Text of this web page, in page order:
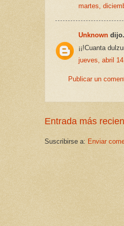
martes,
Unknown
¡¡!Cuanta
jueves, abril
Publicar un
Entrada más
Suscribirse a: Enviar